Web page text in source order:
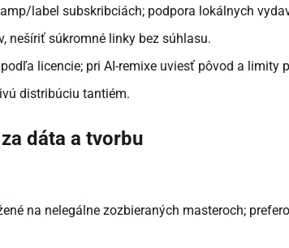
label subskribciách; podpora lokálnych
nešíriť súkromné linky bez súhlasu.
licencie; pri AI-remixe uviesť pôvod a limity
distribúciu tantiém.
dáta a tvorbu
na nelegálne zozbieraných masteroch;